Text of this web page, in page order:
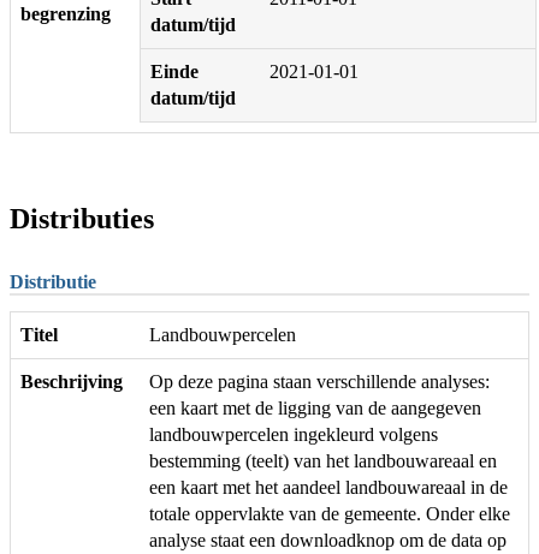
begrenzing
datum/tijd
Einde
datum/tijd
2021-01-01
Distributies
Distributie
Titel Landbouwpercelen
Beschrijving
Op deze pagina staan verschillende analyses:
een kaart met de ligging van de aangegeven
landbouwpercelen ingekleurd volgens
bestemming (teelt) van het landbouwareaal en
een kaart met het aandeel landbouwareaal in de
totale oppervlakte van de gemeente. Onder elke
analyse staat een downloadknop om de data op